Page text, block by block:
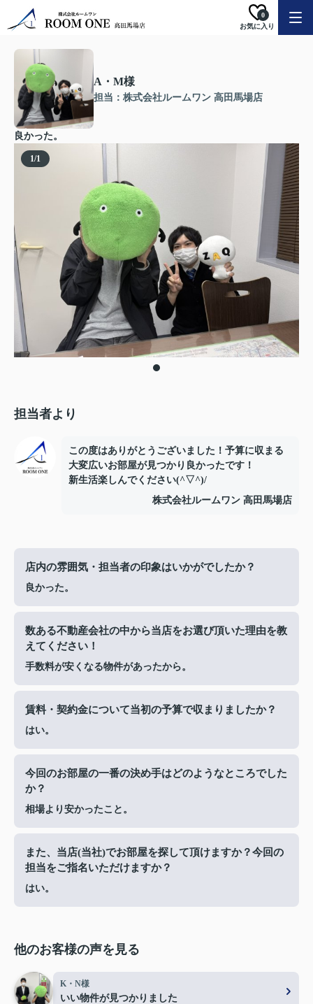
お気に入り
0
A・M様
担当：株式会社ルームワン 高田馬場店
良かった。
1/1
担当者より
この度はありがとうございました！予算に収まる
大変広いお部屋が見つかり良かったです！
新生活楽しんでください(^▽^)/
株式会社ルームワン 高田馬場店
店内の雰囲気・担当者の印象はいかがでしたか？
良かった。
数ある不動産会社の中から当店をお選び頂いた理由を教
えてください！
手数料が安くなる物件があったから。
賃料・契約金について当初の予算で収まりましたか？
はい。
今回のお部屋の一番の決め手はどのようなところでした
か？
相場より安かったこと。
また、当店(当社)でお部屋を探して頂けますか？今回の
担当をご指名いただけますか？
はい。
他のお客様の声を見る
K・N様
いい物件が見つかりました